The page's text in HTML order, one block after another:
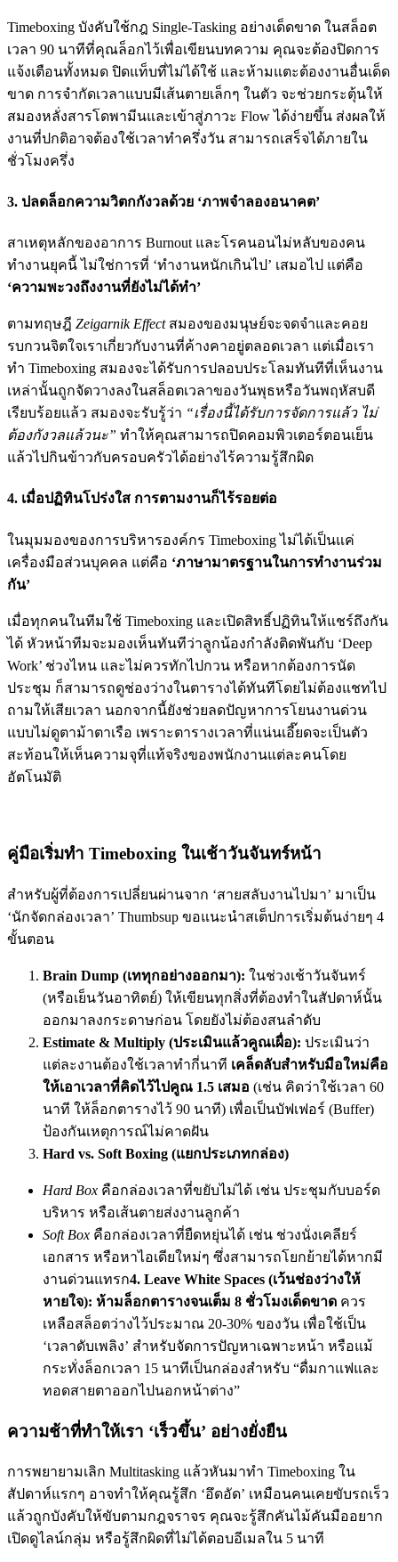
Timeboxing บังคับใช้กฎ Single-Tasking อย่างเด็ดขาด ในสล็อต
เวลา 90 นาทีที่คุณล็อกไว้เพื่อเขียนบทความ คุณจะต้องปิดการ
แจ้งเตือนทั้งหมด ปิดแท็บที่ไม่ได้ใช้ และห้ามแตะต้องงานอื่นเด็ด
ขาด การจำกัดเวลาแบบมีเส้นตายเล็กๆ ในตัว จะช่วยกระตุ้นให้
สมองหลั่งสารโดพามีนและเข้าสู่ภาวะ Flow ได้ง่ายขึ้น ส่งผลให้
งานที่ปกติอาจต้องใช้เวลาทำครึ่งวัน สามารถเสร็จได้ภายใน
ชั่วโมงครึ่ง
3. ปลดล็อกความวิตกกังวลด้วย ‘ภาพจำลองอนาคต’
สาเหตุหลักของอาการ Burnout และโรคนอนไม่หลับของคน
ทำงานยุคนี้ ไม่ใช่การที่ ‘ทำงานหนักเกินไป’ เสมอไป แต่คือ
‘ความพะวงถึงงานที่ยังไม่ได้ทำ’
ตามทฤษฎี Zeigarnik Effectสมองของมนุษย์จะจดจำและคอย
รบกวนจิตใจเราเกี่ยวกับงานที่ค้างคาอยู่ตลอดเวลา แต่เมื่อเรา
ทำ Timeboxing สมองจะได้รับการปลอบประโลมทันทีที่เห็นงาน
เหล่านั้นถูกจัดวางลงในสล็อตเวลาของวันพุธหรือวันพฤหัสบดี
เรียบร้อยแล้ว สมองจะรับรู้ว่า “เรื่องนี้ได้รับการจัดการแล้ว ไม่
ต้องกังวลแล้วนะ” ทำให้คุณสามารถปิดคอมพิวเตอร์ตอนเย็น
แล้วไปกินข้าวกับครอบครัวได้อย่างไร้ความรู้สึกผิด
4. เมื่อปฏิทินโปร่งใส การตามงานก็ไร้รอยต่อ
ในมุมมองของการบริหารองค์กร Timeboxing ไม่ได้เป็นแค่
เครื่องมือส่วนบุคคล แต่คือ ‘ภาษามาตรฐานในการทำงานร่วม
กัน’
เมื่อทุกคนในทีมใช้ Timeboxing และเปิดสิทธิ์ปฏิทินให้แชร์ถึงกัน
ได้ หัวหน้าทีมจะมองเห็นทันทีว่าลูกน้องกำลังติดพันกับ ‘Deep
Work’ ช่วงไหน และไม่ควรทักไปกวน หรือหากต้องการนัด
ประชุม ก็สามารถดูช่องว่างในตารางได้ทันทีโดยไม่ต้องแชทไป
ถามให้เสียเวลา นอกจากนี้ยังช่วยลดปัญหาการโยนงานด่วน
แบบไม่ดูตาม้าตาเรือ เพราะตารางเวลาที่แน่นเอี๊ยดจะเป็นตัว
สะท้อนให้เห็นความจุที่แท้จริงของพนักงานแต่ละคนโดย
อัตโนมัติ
คู่มือเริ่มทำ Timeboxing ในเช้าวันจันทร์หน้า
สำหรับผู้ที่ต้องการเปลี่ยนผ่านจาก ‘สายสลับงานไปมา’ มาเป็น
‘นักจัดกล่องเวลา’ Thumbsup ขอแนะนำสเต็ปการเริ่มต้นง่ายๆ 4
ขั้นตอน
Brain Dump (เททุกอย่างออกมา): ในช่วงเช้าวันจันทร์
(หรือเย็นวันอาทิตย์) ให้เขียนทุกสิ่งที่ต้องทำในสัปดาห์นั้น
ออกมาลงกระดาษก่อน โดยยังไม่ต้องสนลำดับ
Estimate & Multiply (ประเมินแล้วคูณเผื่อ): ประเมินว่า
แต่ละงานต้องใช้เวลาทำกี่นาที เคล็ดลับสำหรับมือใหม่คือ
ให้เอาเวลาที่คิดไว้ไปคูณ 1.5 เสมอ (เช่น คิดว่าใช้เวลา 60
นาที ให้ล็อกตารางไว้ 90 นาที) เพื่อเป็นบัฟเฟอร์ (Buffer)
ป้องกันเหตุการณ์ไม่คาดฝัน
Hard vs. Soft Boxing (แยกประเภทกล่อง)
Hard Box คือกล่องเวลาที่ขยับไม่ได้ เช่น ประชุมกับบอร์ด
บริหาร หรือเส้นตายส่งงานลูกค้า
Soft Box คือกล่องเวลาที่ยืดหยุ่นได้ เช่น ช่วงนั่งเคลียร์
เอกสาร หรือหาไอเดียใหม่ๆ ซึ่งสามารถโยกย้ายได้หากมี
งานด่วนแทรก4. Leave White Spaces (เว้นช่องว่างให้
หายใจ): ห้ามล็อกตารางจนเต็ม 8 ชั่วโมงเด็ดขาด ควร
เหลือสล็อตว่างไว้ประมาณ 20-30% ของวัน เพื่อใช้เป็น
‘เวลาดับเพลิง’ สำหรับจัดการปัญหาเฉพาะหน้า หรือแม้
กระทั่งล็อกเวลา 15 นาทีเป็นกล่องสำหรับ “ดื่มกาแฟและ
ทอดสายตาออกไปนอกหน้าต่าง”
ความช้าที่ทำให้เรา ‘เร็วขึ้น’ อย่างยั่งยืน
การพยายามเลิก Multitasking แล้วหันมาทำ Timeboxing ใน
สัปดาห์แรกๆ อาจทำให้คุณรู้สึก ‘อึดอัด’ เหมือนคนเคยขับรถเร็ว
แล้วถูกบังคับให้ขับตามกฎจราจร คุณจะรู้สึกคันไม้คันมืออยาก
เปิดดูไลน์กลุ่ม หรือรู้สึกผิดที่ไม่ได้ตอบอีเมลใน 5 นาที